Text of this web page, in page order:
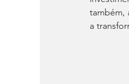
também,
a